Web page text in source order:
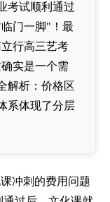
考试顺利通过
门一脚"！最
行高三艺考
实是一个需
解析：价格区
系体现了分层
冲刺的费用问题